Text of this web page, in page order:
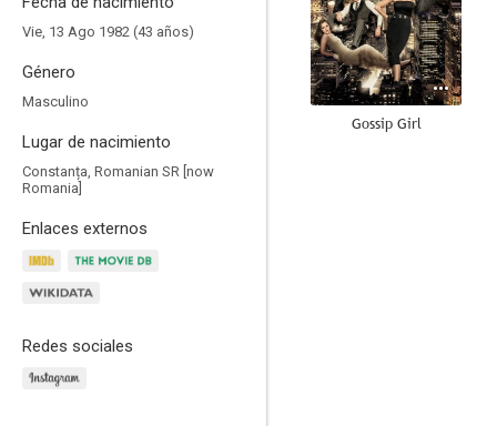
Vie, 13 Ago 1982 (43 años)
Género
Masculino
Lugar de nacimiento
Constanța, Romanian SR [now
Romania]
Enlaces externos
Redes sociales
Gossip Girl